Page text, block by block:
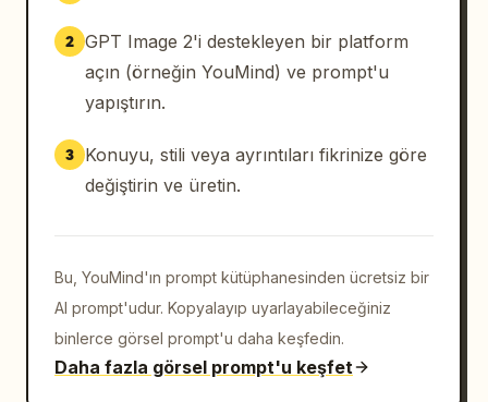
2 GPT Image 2'i destekleyen bir platform
açın (örneğin YouMind) ve prompt'u
yapıştırın.
3
Konuyu, stili veya ayrıntıları fikrinize göre
değiştirin ve üretin.
Bu, YouMind'ın prompt kütüphanesinden ücretsiz bir
AI prompt'udur. Kopyalayıp uyarlayabileceğiniz
binlerce görsel prompt'u daha keşfedin.
Daha fazla görsel prompt'u keşfet